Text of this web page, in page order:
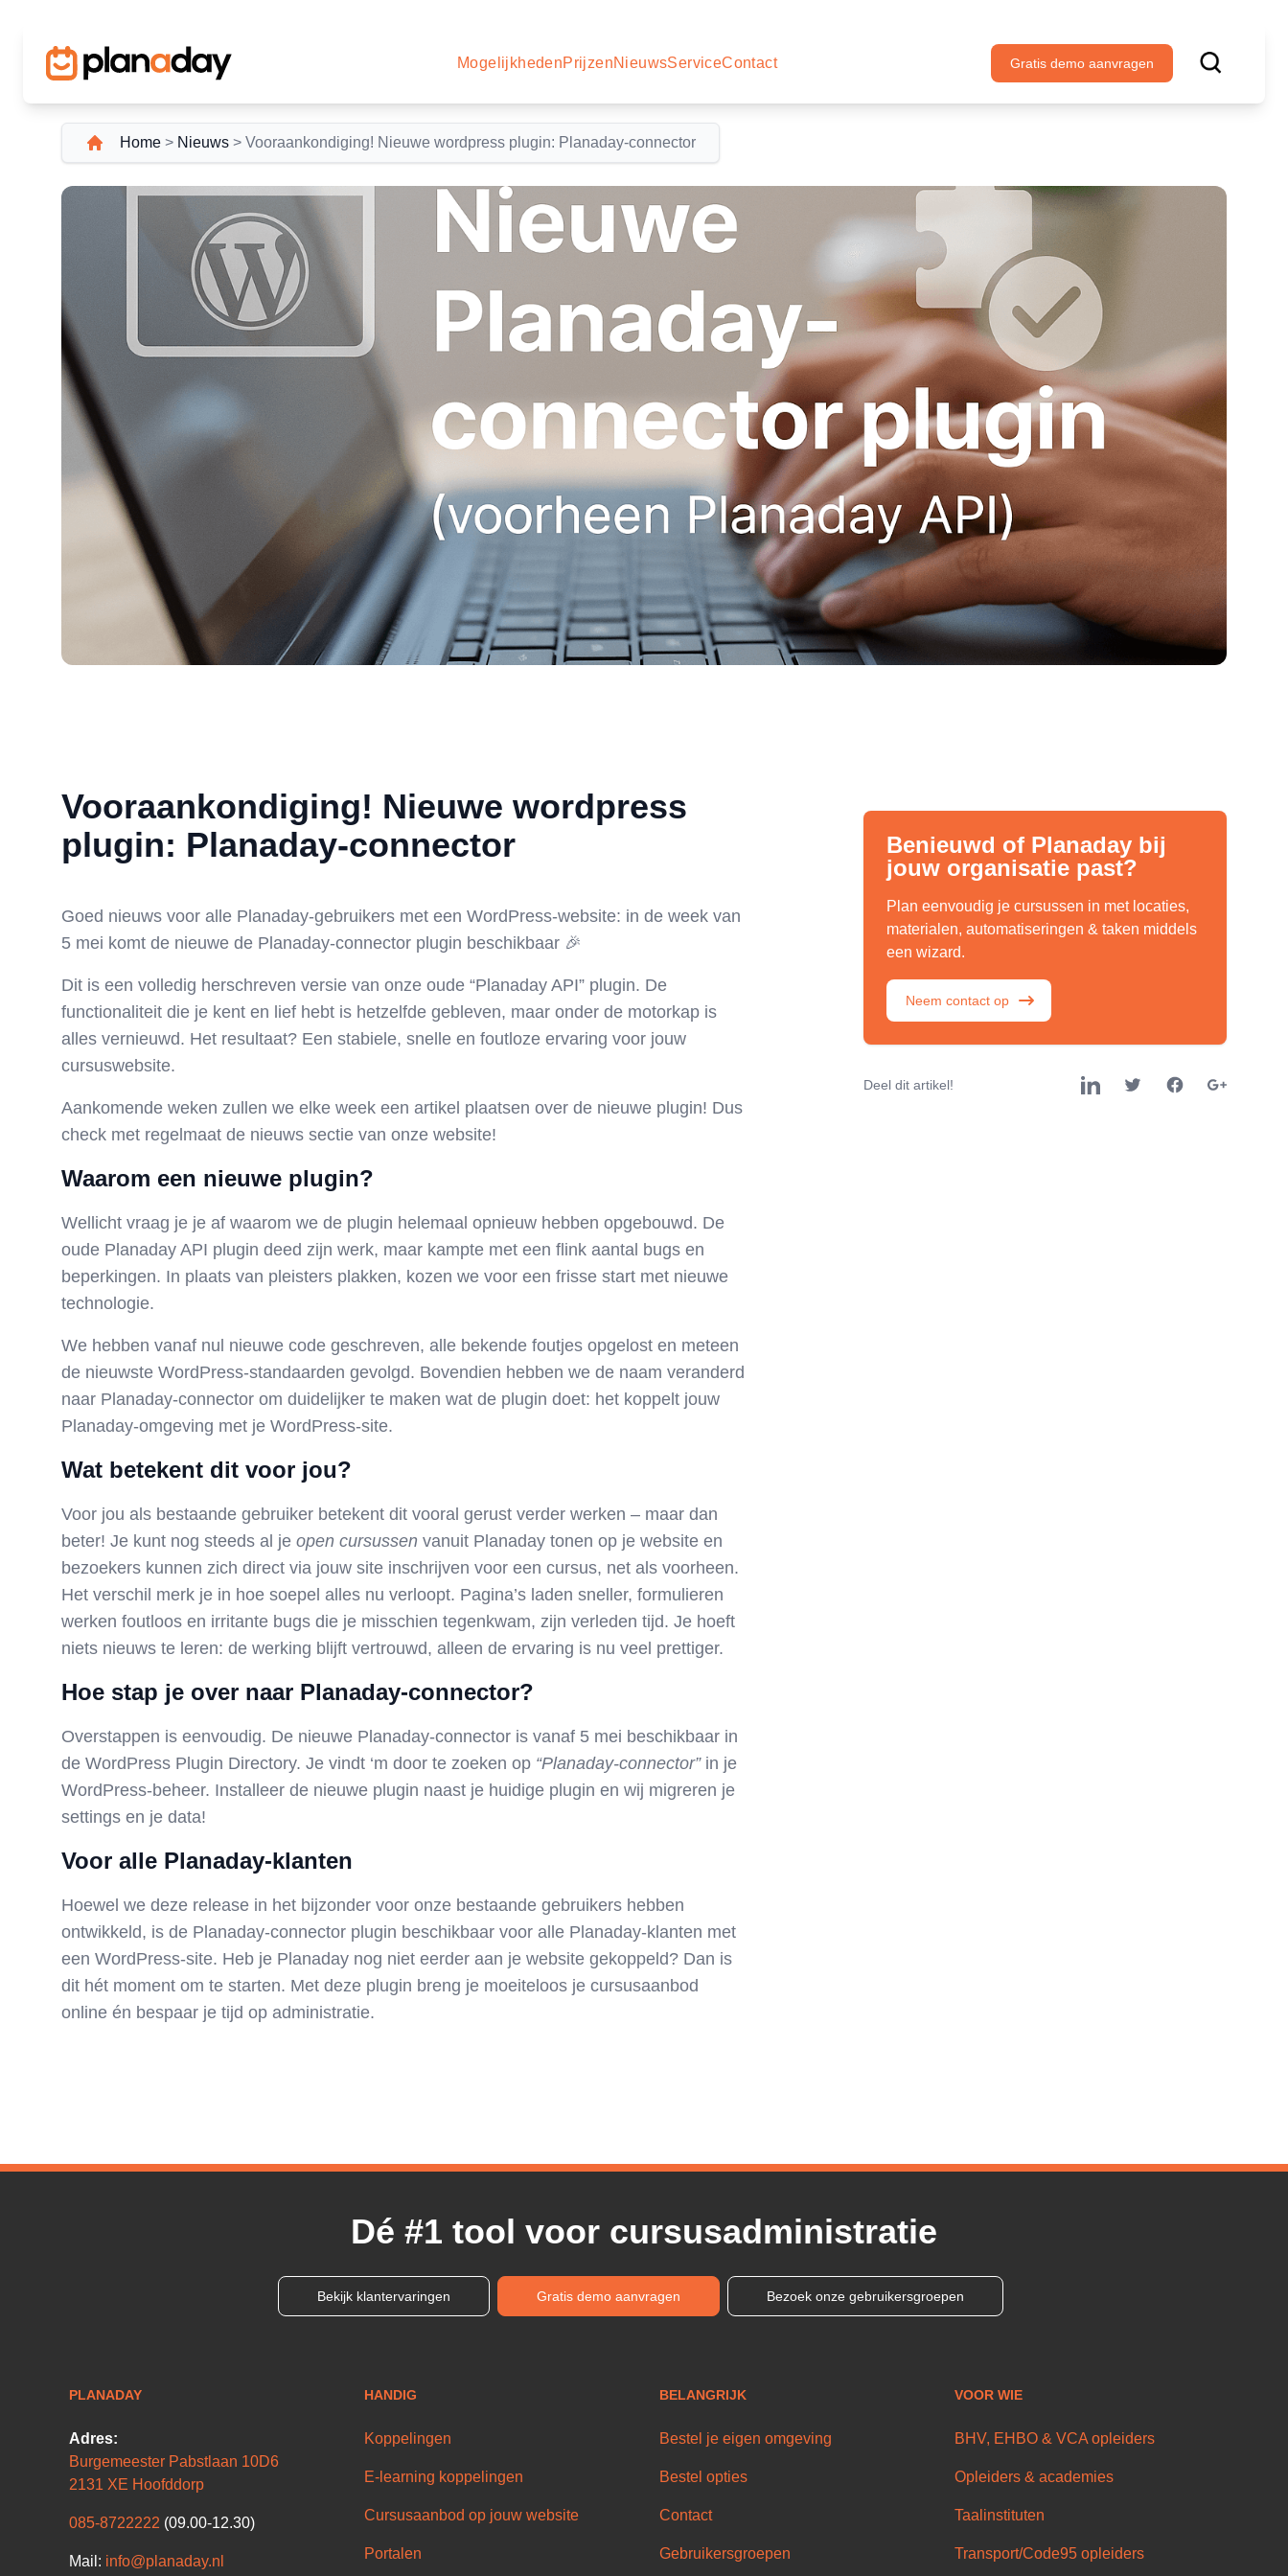
Gratis demo aanvragen
MogelijkhedenPrijzenNieuwsServiceContact
Home > Nieuws > Vooraankondiging! Nieuwe wordpress plugin: Planaday-connector
Vooraankondiging! Nieuwe wordpress
plugin: Planaday-connector
Goed nieuws voor alle Planaday-gebruikers met een WordPress-website: in de week van
5 mei komt de nieuwe de Planaday-connector plugin beschikbaar 🎉
Dit is een volledig herschreven versie van onze oude “Planaday API” plugin. De
functionaliteit die je kent en lief hebt is hetzelfde gebleven, maar onder de motorkap is
alles vernieuwd. Het resultaat? Een stabiele, snelle en foutloze ervaring voor jouw
cursuswebsite.
Aankomende weken zullen we elke week een artikel plaatsen over de nieuwe plugin! Dus
check met regelmaat de nieuws sectie van onze website!
Waarom een nieuwe plugin?
Wellicht vraag je je af waarom we de plugin helemaal opnieuw hebben opgebouwd. De
oude Planaday API plugin deed zijn werk, maar kampte met een flink aantal bugs en
beperkingen. In plaats van pleisters plakken, kozen we voor een frisse start met nieuwe
technologie.
We hebben vanaf nul nieuwe code geschreven, alle bekende foutjes opgelost en meteen
de nieuwste WordPress-standaarden gevolgd. Bovendien hebben we de naam veranderd
naar Planaday-connector om duidelijker te maken wat de plugin doet: het koppelt jouw
Planaday-omgeving met je WordPress-site.
Wat betekent dit voor jou?
Voor jou als bestaande gebruiker betekent dit vooral gerust verder werken – maar dan
beter! Je kunt nog steeds al je open cursussen vanuit Planaday tonen op je website en
bezoekers kunnen zich direct via jouw site inschrijven voor een cursus, net als voorheen.
Het verschil merk je in hoe soepel alles nu verloopt. Pagina’s laden sneller, formulieren
werken foutloos en irritante bugs die je misschien tegenkwam, zijn verleden tijd. Je hoeft
niets nieuws te leren: de werking blijft vertrouwd, alleen de ervaring is nu veel prettiger.
Hoe stap je over naar Planaday-connector?
Overstappen is eenvoudig. De nieuwe Planaday-connector is vanaf 5 mei beschikbaar in
de WordPress Plugin Directory. Je vindt ‘m door te zoeken op “Planaday-connector”in je
WordPress-beheer. Installeer de nieuwe plugin naast je huidige plugin en wij migreren je
settings en je data!
Voor alle Planaday-klanten
Hoewel we deze release in het bijzonder voor onze bestaande gebruikers hebben
ontwikkeld, is de Planaday-connector plugin beschikbaar voor alle Planaday-klanten met
een WordPress-site. Heb je Planaday nog niet eerder aan je website gekoppeld? Dan is
dit hét moment om te starten. Met deze plugin breng je moeiteloos je cursusaanbod
online én bespaar je tijd op administratie.
Benieuwd of Planaday bij
jouw organisatie past?
Plan eenvoudig je cursussen in met locaties,
materialen, automatiseringen & taken middels
een wizard.
Neem contact op
Deel dit artikel!
Dé #1 tool voor cursusadministratie
Bekijk klantervaringen Gratis demo aanvragen Bezoek onze gebruikersgroepen
PLANADAY
Adres:
Burgemeester Pabstlaan 10D6
2131 XE Hoofddorp
085-8722222 (09.00-12.30)
Mail: info@planaday.nl
HANDIG
Koppelingen
E-learning koppelingen
Cursusaanbod op jouw website
Portalen
BELANGRIJK
Bestel je eigen omgeving
Bestel opties
Contact
Gebruikersgroepen
VOOR WIE
BHV, EHBO & VCA opleiders
Opleiders & academies
Taalinstituten
Transport/Code95 opleiders